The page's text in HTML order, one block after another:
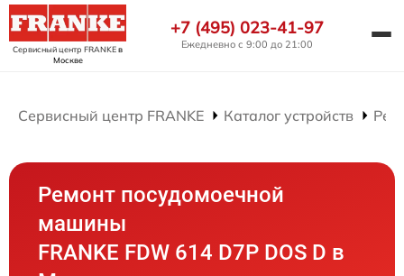
Сервисный центр FRANKEв
Москве
+7 (495) 023-41-97
Ежедневно с 9:00 до 21:00
Сервисный центр FRANKE Каталог устройств
Ремонт посудомоечной
машины
FRANKE FDW 614 D7P DOS D в